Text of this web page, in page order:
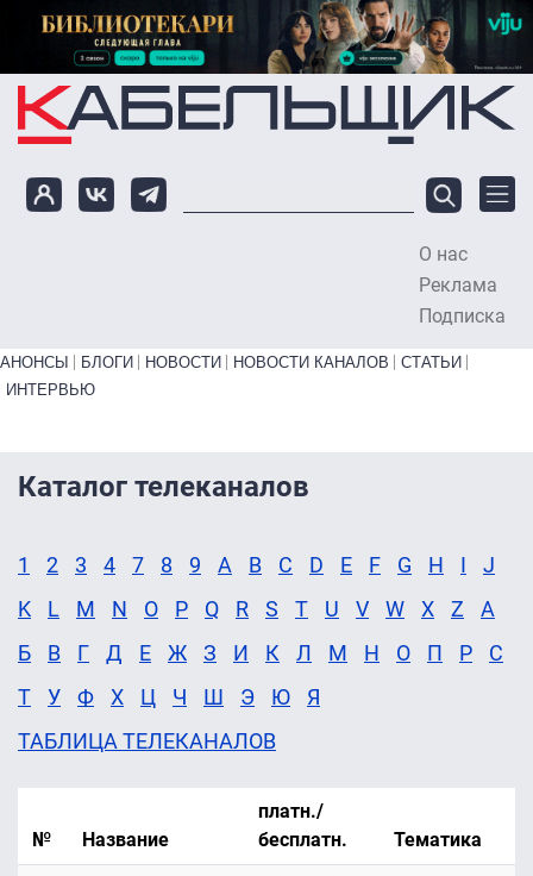
Перейти к основному содержанию
О нас
Реклама
Подписка
Primary links bottom
АНОНСЫ БЛОГИ НОВОСТИ НОВОСТИ КАНАЛОВ
СТАТЬИ
ИНТЕРВЬЮ
Каталог телеканалов
1 2 3 4 7 8 9 A B C D E F G H I
J
K
L M N O P Q R S T U V W X Z
А
Б
В Г Д Е Ж З И К Л М Н О П Р
С
Т
У Ф Х Ц Ч Ш Э Ю
Я
ТАБЛИЦА ТЕЛЕКАНАЛОВ
№ Название
платн./
бесплатн.
Тематика